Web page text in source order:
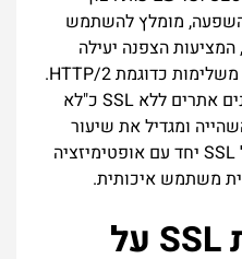
מומלץ להשתמש
בגרסאות עדכניות כמו TLS 1.3, המציעות הצפנה יעילה
ומהירה יותר, ולשלב טכנולוגיות משלימות כדוגמת HTTP/2.
בנוסף, דפדפנים מודרניים מסמנים אתרים ללא SSL כ"לא
ומגדיל את שיעור
הנטישה. לכן, שילוב מחושב של SSL יחד עם אופטימיזציה
משתמש איכותית.
השפעת הצפנת SSL על